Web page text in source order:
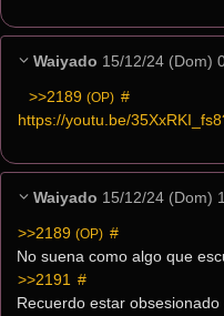
Waiyado 15/12/24 (Dom)
>>2189 (OP) #
https://youtu.be/
Waiyado 15/12/24 (Dom)
>>2189 (OP) #
No suena como algo que
>>2191 #
Recuerdo estar